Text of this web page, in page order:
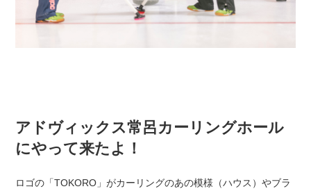
アドヴィックス常呂カーリングホール
にやって来たよ！
ロゴの「TOKORO」がカーリングのあの模様（ハウス）やブラ